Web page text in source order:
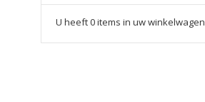
U heeft 0 items in uw winkelwagen